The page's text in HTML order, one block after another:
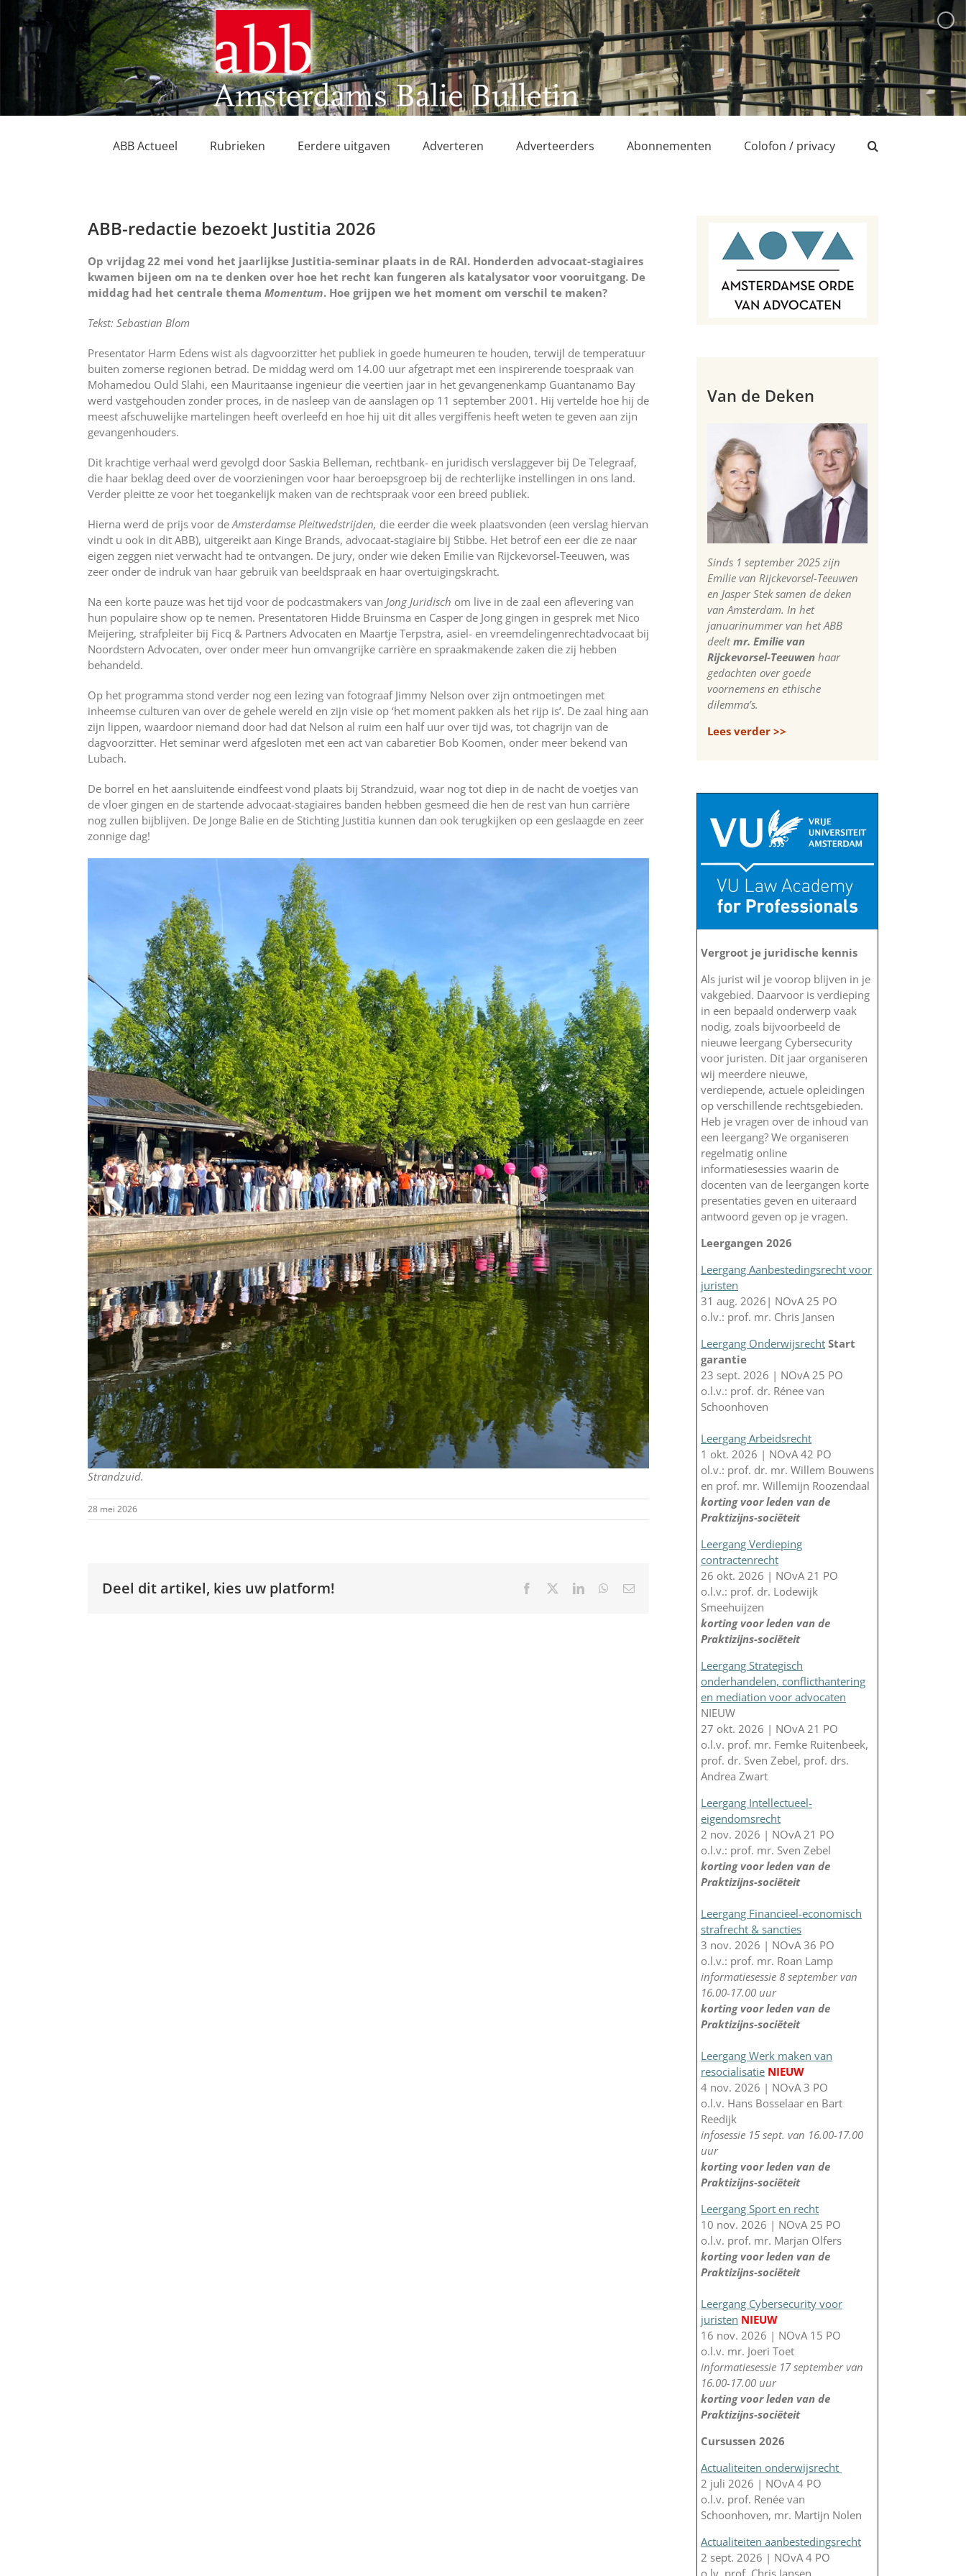
naar
inhoud
ABB Actueel Rubrieken Eerdere uitgaven Adverteren Adverteerders Abonnementen Colofon / privacy
ABB-redactie bezoekt Justitia 2026
Op vrijdag 22 mei vond het jaarlijkse Justitia-seminar plaats in de RAI. Honderden advocaat-stagiaires
kwamen bijeen om na te denken over hoe het recht kan fungeren als katalysator voor vooruitgang. De
middag had het centrale thema Momentum. Hoe grijpen we het moment om verschil te maken?
Tekst: Sebastian Blom
Presentator Harm Edens wist als dagvoorzitter het publiek in goede humeuren te houden, terwijl de temperatuur
buiten zomerse regionen betrad. De middag werd om 14.00 uur afgetrapt met een inspirerende toespraak van
Mohamedou Ould Slahi, een Mauritaanse ingenieur die veertien jaar in het gevangenenkamp Guantanamo Bay
werd vastgehouden zonder proces, in de nasleep van de aanslagen op 11 september 2001. Hij vertelde hoe hij de
meest afschuwelijke martelingen heeft overleefd en hoe hij uit dit alles vergiffenis heeft weten te geven aan zijn
gevangenhouders.
Dit krachtige verhaal werd gevolgd door Saskia Belleman, rechtbank- en juridisch verslaggever bij De Telegraaf,
die haar beklag deed over de voorzieningen voor haar beroepsgroep bij de rechterlijke instellingen in ons land.
Verder pleitte ze voor het toegankelijk maken van de rechtspraak voor een breed publiek.
Hierna werd de prijs voor deAmsterdamse Pleitwedstrijden, die eerder die week plaatsvonden (een verslag hiervan
vindt u ook in dit ABB), uitgereikt aan Kinge Brands, advocaat-stagiaire bij Stibbe. Het betrof een eer die ze naar
eigen zeggen niet verwacht had te ontvangen. De jury, onder wie deken Emilie van Rijckevorsel-Teeuwen, was
zeer onder de indruk van haar gebruik van beeldspraak en haar overtuigingskracht.
Na een korte pauze was het tijd voor de podcastmakers van Jong Juridisch om live in de zaal een aflevering van
hun populaire show op te nemen. Presentatoren Hidde Bruinsma en Casper de Jong gingen in gesprek met Nico
Meijering, strafpleiter bij Ficq & Partners Advocaten en Maartje Terpstra, asiel- en vreemdelingenrechtadvocaat bij
Noordstern Advocaten, over onder meer hun omvangrijke carrière en spraakmakende zaken die zij hebben
behandeld.
Op het programma stond verder nog een lezing van fotograaf Jimmy Nelson over zijn ontmoetingen met
inheemse culturen van over de gehele wereld en zijn visie op ‘het moment pakken als het rijp is’. De zaal hing aan
zijn lippen, waardoor niemand door had dat Nelson al ruim een half uur over tijd was, tot chagrijn van de
dagvoorzitter. Het seminar werd afgesloten met een act van cabaretier Bob Koomen, onder meer bekend van
Lubach.
De borrel en het aansluitende eindfeest vond plaats bij Strandzuid, waar nog tot diep in de nacht de voetjes van
de vloer gingen en de startende advocaat-stagiaires banden hebben gesmeed die hen de rest van hun carrière
nog zullen bijblijven. De Jonge Balie en de Stichting Justitia kunnen dan ook terugkijken op een geslaagde en zeer
zonnige dag!
Strandzuid.
28 mei 2026
Deel dit artikel, kies uw platform! Facebook LinkedInWhatsApp
E-
Van de Deken
Sinds 1 september 2025 zijn
Emilie van Rijckevorsel-Teeuwen
en Jasper Stek samen de deken
van Amsterdam. In het
januarinummer van het ABB
deeltmr. Emilie van
Rijckevorsel-Teeuwen haar
gedachten over goede
voornemens en ethische
dilemma’s.
Lees verder >>
Vergroot je juridische kennis
Als jurist wil je voorop blijven in je
vakgebied. Daarvoor is verdieping
in een bepaald onderwerp vaak
nodig, zoals bijvoorbeeld de
nieuwe leergang Cybersecurity
voor juristen. Dit jaar organiseren
wij meerdere nieuwe,
verdiepende, actuele opleidingen
op verschillende rechtsgebieden.
Heb je vragen over de inhoud van
een leergang? We organiseren
regelmatig online
informatiesessies waarin de
docenten van de leergangen korte
presentaties geven en uiteraard
antwoord geven op je vragen.
Leergangen 2026
Leergang Aanbestedingsrecht voor
juristen
31 aug. 2026| NOvA 25 PO
o.lv.: prof. mr. Chris Jansen
Leergang Onderwijsrecht Start
garantie
23 sept. 2026 | NOvA 25 PO
o.l.v.: prof. dr. Rénee van
Schoonhoven
Leergang Arbeidsrecht
1 okt. 2026 | NOvA 42 PO
ol.v.: prof. dr. mr. Willem Bouwens
en prof. mr. Willemijn Roozendaal
korting voor leden van de
Praktizijns-sociëteit
Leergang Verdieping
contractenrecht
26 okt. 2026 | NOvA 21 PO
o.l.v.: prof. dr. Lodewijk
Smeehuijzen
korting voor leden van de
Praktizijns-sociëteit
Leergang Strategisch
onderhandelen, conflicthantering
en mediation voor advocaten
NIEUW
27 okt. 2026 | NOvA 21 PO
o.l.v. prof. mr. Femke Ruitenbeek,
prof. dr. Sven Zebel, prof. drs.
Andrea Zwart
Leergang Intellectueel-
eigendomsrecht
2 nov. 2026 | NOvA 21 PO
o.l.v.: prof. mr. Sven Zebel
korting voor leden van de
Praktizijns-sociëteit
Leergang Financieel-economisch
strafrecht & sancties
3 nov. 2026 | NOvA 36 PO
o.l.v.: prof. mr. Roan Lamp
informatiesessie 8 september van
16.00-17.00 uur
korting voor leden van de
Praktizijns-sociëteit
Leergang Werk maken van
resocialisatie NIEUW
4 nov. 2026 | NOvA 3 PO
o.l.v. Hans Bosselaar en Bart
Reedijk
infosessie 15 sept. van 16.00-17.00
uur
korting voor leden van de
Praktizijns-sociëteit
Leergang Sport en recht
10 nov. 2026 | NOvA 25 PO
o.l.v. prof. mr. Marjan Olfers
korting voor leden van de
Praktizijns-sociëteit
Leergang Cybersecurity voor
juristen NIEUW
16 nov. 2026 | NOvA 15 PO
o.l.v. mr. Joeri Toet
informatiesessie 17 september van
16.00-17.00 uur
korting voor leden van de
Praktizijns-sociëteit
Cursussen 2026
Actualiteiten onderwijsrecht
2 juli 2026 | NOvA 4 PO
o.l.v. prof. Renée van
Schoonhoven, mr. Martijn Nolen
Actualiteiten aanbestedingsrecht
2 sept. 2026 | NOvA 4 PO